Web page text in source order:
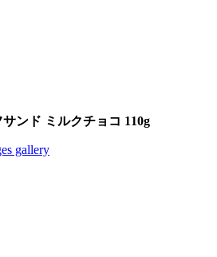
ンド ミルクチョコ 110g
gallery